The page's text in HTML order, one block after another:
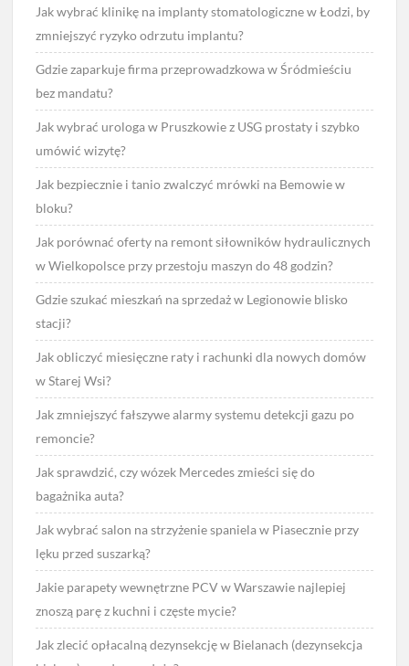
Jak wybrać klinikę na implanty stomatologiczne w Łodzi, by
zmniejszyć ryzyko odrzutu implantu?
Gdzie zaparkuje firma przeprowadzkowa w Śródmieściu
bez mandatu?
Jak wybrać urologa w Pruszkowie z USG prostaty i szybko
umówić wizytę?
Jak bezpiecznie i tanio zwalczyć mrówki na Bemowie w
bloku?
Jak porównać oferty na remont siłowników hydraulicznych
w Wielkopolsce przy przestoju maszyn do 48 godzin?
Gdzie szukać mieszkań na sprzedaż w Legionowie blisko
stacji?
Jak obliczyć miesięczne raty i rachunki dla nowych domów
w Starej Wsi?
Jak zmniejszyć fałszywe alarmy systemu detekcji gazu po
remoncie?
Jak sprawdzić, czy wózek Mercedes zmieści się do
bagażnika auta?
Jak wybrać salon na strzyżenie spaniela w Piasecznie przy
lęku przed suszarką?
Jakie parapety wewnętrzne PCV w Warszawie najlepiej
znoszą parę z kuchni i częste mycie?
Jak zlecić opłacalną dezynsekcję w Bielanach (dezynsekcja